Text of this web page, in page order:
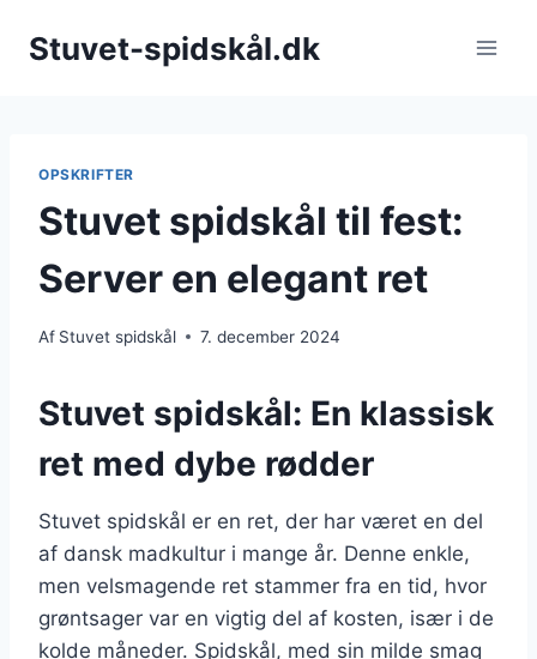
Stuvet-spidskål.dk
OPSKRIFTER
Stuvet spidskål til fest:
Server en elegant ret
Af Stuvet spidskål 7. december 2024
Stuvet spidskål: En klassisk
ret med dybe rødder
Stuvet spidskål er en ret, der har været en del
af dansk madkultur i mange år. Denne enkle,
men velsmagende ret stammer fra en tid, hvor
grøntsager var en vigtig del af kosten, især i de
kolde måneder. Spidskål, med sin milde smag